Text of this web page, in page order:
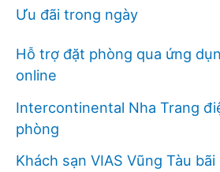
Ưu đãi trong ngày
Hỗ trợ đặt phòng qua ứng
online
Intercontinental Nha Trang
phòng
Khách sạn VIAS Vũng Tàu